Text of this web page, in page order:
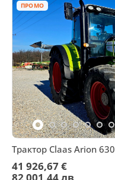
ПРОМО
Трактор Claas Arion 630
41 926,67 €